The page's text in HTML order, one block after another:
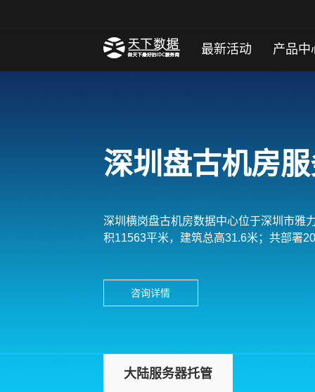
最新活动 产品中
深圳盘古机房
深圳横岗盘古机房数据中心位于深圳市雅
积11563平米，建筑总高31.6米；共部署
咨询详情
大陆服务器托管